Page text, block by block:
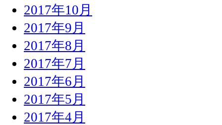
2017年10月
2017年9月
2017年8月
2017年7月
2017年6月
2017年5月
2017年4月